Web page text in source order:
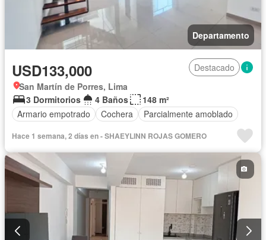
Departamento
USD133,000
Destacado
San Martín de Porres, Lima
3 Dormitorios
4 Baños
148 m²
Armario empotrado
Cochera Parcialmente amoblado
Hace 1 semana, 2 días en - SHAEYLINN ROJAS GOMERO